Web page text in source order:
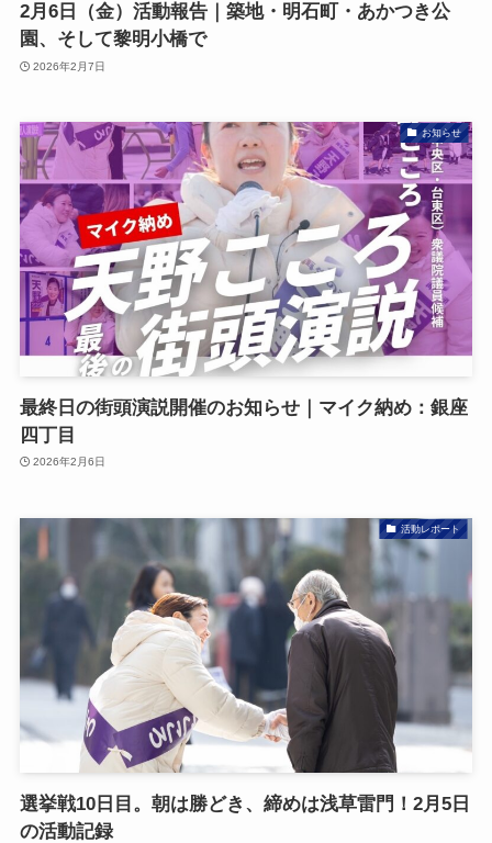
2月6日（金）活動報告｜築地・明石町・あかつき公
園、そして黎明小橋で
2026年2月7日
お知らせ
最終日の街頭演説開催のお知らせ｜マイク納め：銀座
四丁目
2026年2月6日
活動レポート
選挙戦10日目。朝は勝どき、締めは浅草雷門！2月5日
の活動記録